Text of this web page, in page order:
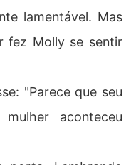
lamentável. Mas
fez Molly se sentir
"Parece que seu
aconteceu